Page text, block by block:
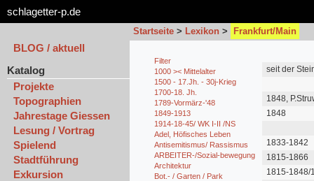
schlagetter-p.de
Startseite > Lexikon > Frankfurt/Main
BLOG / aktuell
Katalog
Projekte
Topographien
Jahrestage Giessen
Lesung / Vortrag
Spielend
Stadtführung
Exkursion
Filter
1000 >< Mittelalter
1500 - 17.Jh. - 30j-Krieg
1700-18. Jh.
1789-Vormärz-'48
1849-1913
1914-18-45/ WK I-II /NS
Adel, Höfisches Leben
Antisemitismus/ Rassismus
ARBEITER-/Sozial-bewegung
Architektur
Bot.- / Garten / Park
seit der
1848,
1848
1833-1842
1815-1866
1815-1848/